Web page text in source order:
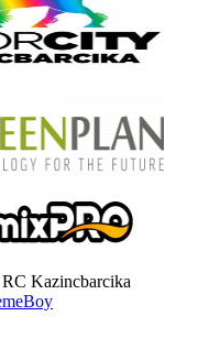
Kazincbarcika